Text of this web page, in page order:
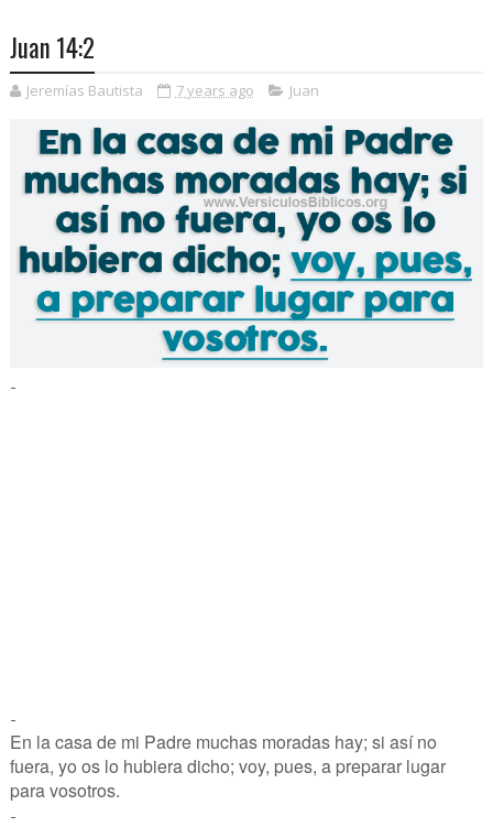
Juan 14:2
Jeremías Bautista 7 years ago Juan
-
-
En la casa de mi Padre muchas moradas hay; si así no
fuera, yo os lo hubiera dicho; voy, pues, a preparar lugar
para vosotros.
-